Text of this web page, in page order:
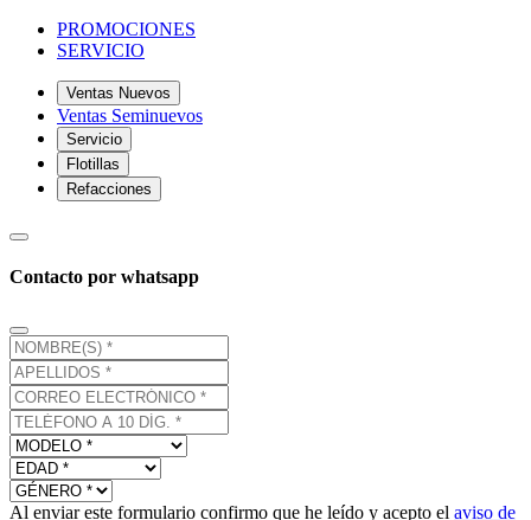
PROMOCIONES
SERVICIO
Ventas Nuevos
Ventas Seminuevos
Servicio
Flotillas
Refacciones
Contacto por whatsapp
Al enviar este formulario confirmo que he leído y acepto el aviso de